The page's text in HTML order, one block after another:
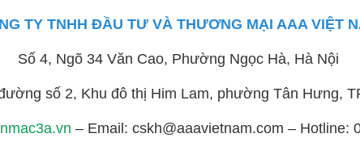
TY TNHH ĐẦU TƯ VÀ THƯƠNG MẠI AAA VIỆT
Số 4, Ngõ 34 Văn Cao, Phường Ngọc Hà, Hà Nội
số 2, Khu đô thị Him Lam, phường Tân Hưng,
– Email: cskh@aaavietnam.com – Hotline: